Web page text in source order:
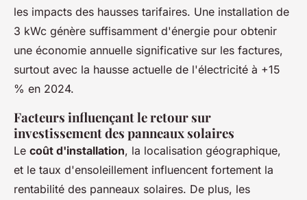
les impacts des hausses tarifaires. Une installation de
3 kWc génère suffisamment d'énergie pour obtenir
une économie annuelle significative sur les factures,
surtout avec la hausse actuelle de l'électricité à +15
% en 2024.
Facteurs influençant le retour sur
investissement des panneaux solaires
Le coût d'installation, la localisation géographique,
et le taux d'ensoleillement influencent fortement la
rentabilité des panneaux solaires. De plus, les